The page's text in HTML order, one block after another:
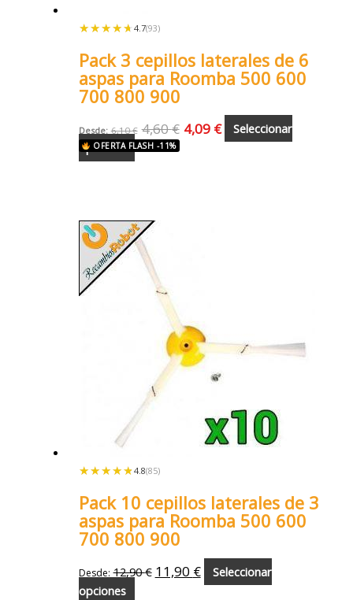
★★★★★
★★★★★ 4.7(93)
Pack 3 cepillos laterales de 6
aspas para Roomba 500 600
700 800 900
Desde: 6,10€ 4,60€ 4,09 €
OFERTA FLASH -11%
Seleccionar
opciones
★★★★★
★★★★★ 4.8(85)
Pack 10 cepillos laterales de 3
aspas para Roomba 500 600
700 800 900
Desde: 12,90€ 11,90 €
Seleccionar
opciones